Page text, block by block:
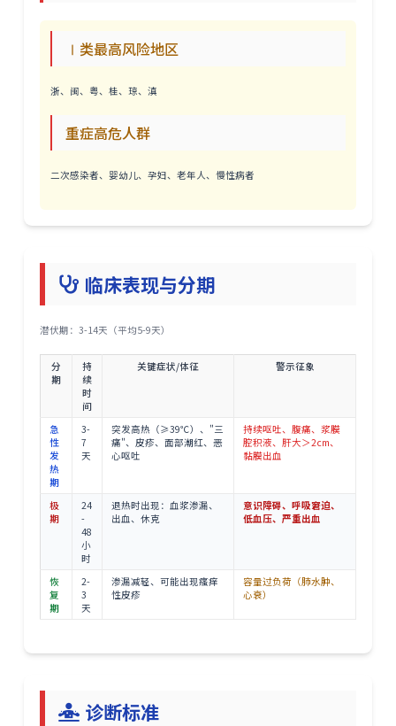
Ⅰ类最高风险地区
浙、闽、粤、桂、琼、滇
重症高危人群
二次感染者、婴幼儿、孕妇、老年人、慢性病者
临床表现与分期
潜伏期：3-14天（平均5-9天）
分
期
持
续
时
间
关键症状/体征 警示征象
急
性
发
热
期
3-
7
天
突发高热（≥39℃）、"三
痛"、皮疹、面部潮红、恶
心呕吐
持续呕吐、腹痛、浆膜
腔积液、肝大＞2cm、
黏膜出血
极
期
24
-
48
小
时
退热时出现：血浆渗漏、
出血、休克
意识障碍、呼吸窘迫、
低血压、严重出血
恢
复
期
2-
3
天
渗漏减轻、可能出现瘙痒
性皮疹
容量过负荷（肺水肿、
心衰）
诊断标准